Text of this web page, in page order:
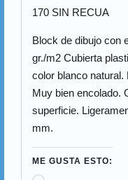
170 SIN RECUA
Block de dibujo con
gr./m2 Cubierta
color blanco natural.
Muy bien encolado.
superficie.
mm.
ME GUSTA ESTO: